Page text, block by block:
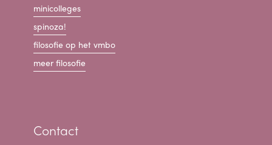
minicolleges
spinoza!
filosofie op het vmbo
meer filosofie
Contact